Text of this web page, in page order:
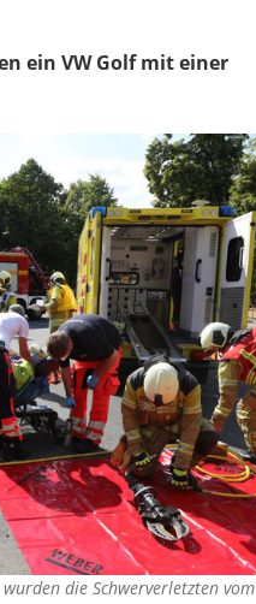
ein VW Golf mit einer
die Schwerverletzten vom